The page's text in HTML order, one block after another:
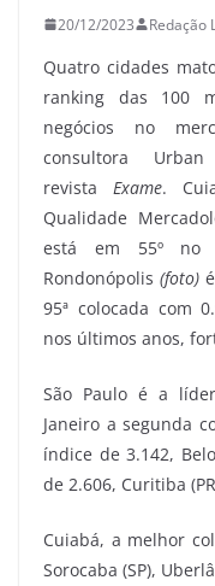
20/12/2023 Redação
Quatro cidades
ranking das 100
negócios no
consultora
revista Exame.
Qualidade
está em 55º no
Rondonópolis(foto)
95ª colocada com
nos últimos anos,
São Paulo é a
Janeiro a segunda
índice de 3.142,
de 2.606, Curitiba
Cuiabá, a melhor
Sorocaba (SP),